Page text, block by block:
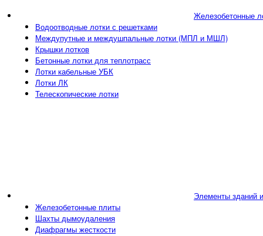
Железобетонные
Водоотводные лотки с решетками
Междупутные и междушпальные лотки (МПЛ и МШЛ)
Крышки лотков
Бетонные лотки для теплотрасс
Лотки кабельные УБК
Лотки ЛК
Телескопические лотки
Элементы зданий
Железобетонные плиты
Шахты дымоудаления
Диафрагмы жесткости